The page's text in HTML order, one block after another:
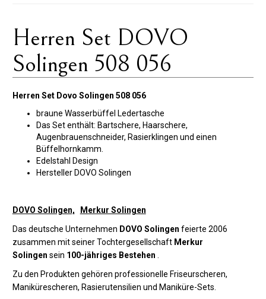
Herren Set DOVO
Solingen 508 056
Herren Set Dovo Solingen 508 056
braune Wasserbüffel Ledertasche
Das Set enthält: Bartschere, Haarschere,
Augenbrauenschneider, Rasierklingen und einen
Büffelhornkamm.
Edelstahl Design
Hersteller DOVO Solingen
DOVO Solingen,
Merkur Solingen
Das deutsche Unternehmen DOVO Solingen feierte 2006
zusammen mit seiner Tochtergesellschaft Merkur
Solingen sein 100-jähriges Bestehen
Zu den Produkten gehören professionelle Friseurscheren,
Manikürescheren, Rasierutensilien und Maniküre-Sets.